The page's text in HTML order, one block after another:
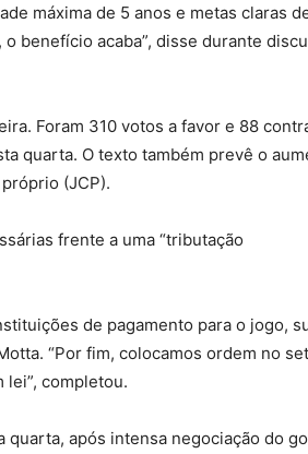
máxima de 5 anos e metas claras
benefício acaba”, disse durante
Foram 310 votos a favor e 88
quarta. O texto também prevê o
(JCP).
frente a uma “tributação
de pagamento para o jogo,
“Por fim, colocamos ordem no
lei”, completou.
após intensa negociação do